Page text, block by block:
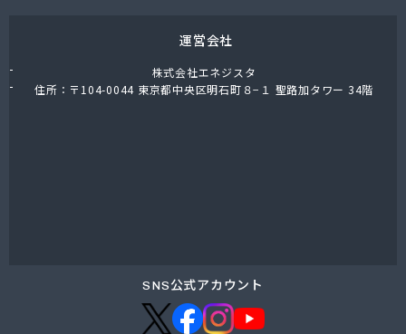
丸井商店外之原支店
丸金薪炭店
橋本産業株式会社 名古屋営業所
玉屋プロパン株式会社
運営会社
株式会社エネジスタ
住所：〒104-0044 東京都中央区明石町８−１ 聖路加タワー 34階
SNS公式アカウント